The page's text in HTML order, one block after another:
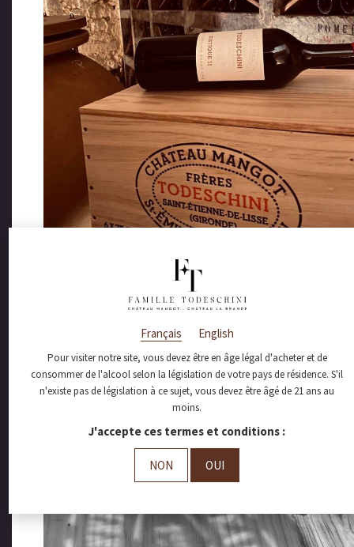
Français English
Pour visiter notre site, vous devez être en âge légal d'acheter et de
consommer de l'alcool selon la législation de votre pays de résidence. S'il
n'existe pas de législation à ce sujet, vous devez être âgé de 21 ans au
moins.
J'accepte ces termes et conditions :
NON OUI